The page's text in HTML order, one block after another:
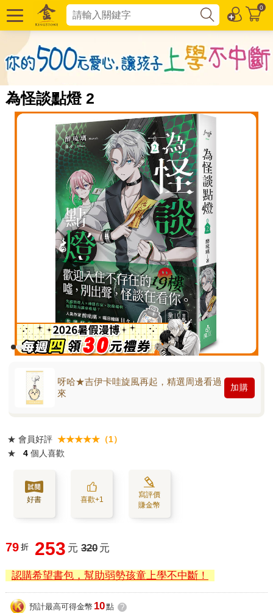
0
為怪談點燈 2
呀哈★吉伊卡哇旋風再起，精選周邊看過
來
加購
★ 會員好評 ★★★★★（1）
★
4 個人喜歡
好書 喜歡+1
寫評價
賺金幣
79 折 253 元 320 元
認購希望書包，幫助弱勢孩童上學不中斷！
預計最高可得金幣 10點 ?